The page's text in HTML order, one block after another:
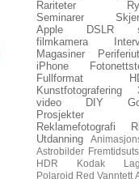
Rariteter
Seminarer
Apple
DSLR
filmkamera
Magasiner
iPhone
Fullformat
Kunstfotografering
video
DIY
Prosjekter
Reklamefotografi
Utdanning
Astrobilder
HDR
Kodak
Polaroid Red Vanntett